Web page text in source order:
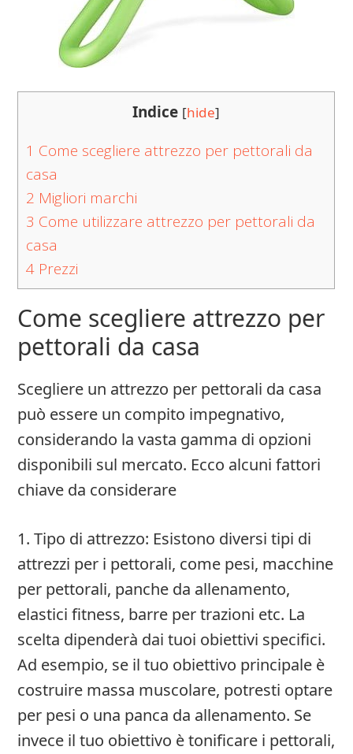
Indice [hide]
1 Come scegliere attrezzo per pettorali da
casa
2 Migliori marchi
3 Come utilizzare attrezzo per pettorali da
casa
4 Prezzi
Come scegliere attrezzo per
pettorali da casa
Scegliere un attrezzo per pettorali da casa
può essere un compito impegnativo,
considerando la vasta gamma di opzioni
disponibili sul mercato. Ecco alcuni fattori
chiave da considerare
1. Tipo di attrezzo: Esistono diversi tipi di
attrezzi per i pettorali, come pesi, macchine
per pettorali, panche da allenamento,
elastici fitness, barre per trazioni etc. La
scelta dipenderà dai tuoi obiettivi specifici.
Ad esempio, se il tuo obiettivo principale è
costruire massa muscolare, potresti optare
per pesi o una panca da allenamento. Se
invece il tuo obiettivo è tonificare i pettorali,